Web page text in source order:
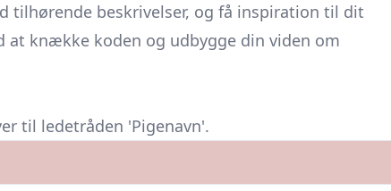
tilhørende beskrivelser, og få inspiration til dit
at knække koden og udbygge din viden om
til ledetråden 'Pigenavn'.